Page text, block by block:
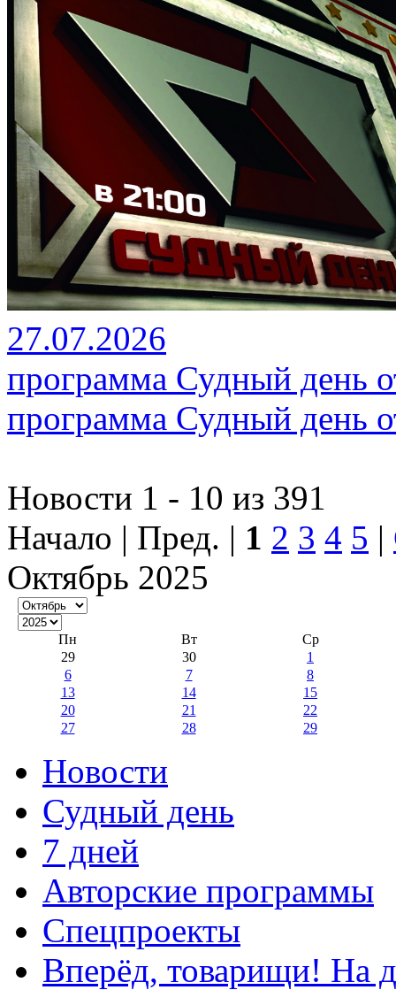
27.07.2026
программа Судный день
программа Судный день
Новости 1 - 10 из 391
Начало | Пред. | 1 2 3 4 5 |
Октябрь 2025
Пн Вт
Ср
29
30
1
6
7
8
13
14
15
20
21
22
27
28 29
Новости
Судный день
7 дней
Авторские программы
Спецпроекты
Вперёд, товарищи! На